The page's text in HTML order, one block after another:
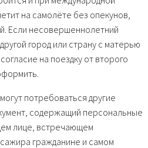
на самолёте без опекунов,
Если несовершеннолетний
город или страну с матерью
на поездку от второго
потребоваться другие
содержащий персональные
лице, встречающем
гражданине и самом